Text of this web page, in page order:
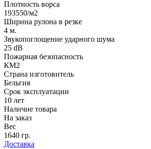
Плотность ворса
193550/м2
Ширина рулона в резке
4 м.
Звукопоглощение ударного шума
25 dB
Пожарная безопасность
КМ2
Страна изготовитель
Бельгия
Срок эксплуатации
10 лет
Наличие товара
На заказ
Вес
1640 гр.
Доставка